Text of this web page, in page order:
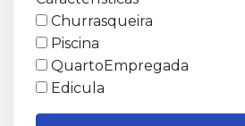
Churrasqueira
Piscina
QuartoEmpregada
Edicula